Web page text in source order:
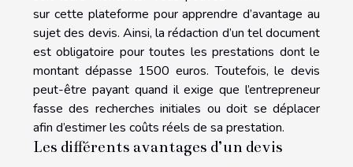
sur cette plateforme pour apprendre d’avantage au
sujet des devis. Ainsi, la rédaction d’un tel document
est obligatoire pour toutes les prestations dont le
montant dépasse 1500 euros. Toutefois, le devis
peut-être payant quand il exige que l’entrepreneur
fasse des recherches initiales ou doit se déplacer
afin d’estimer les coûts réels de sa prestation.
Les différents avantages d’un devis